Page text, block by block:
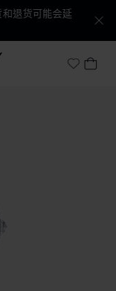
退货可能会延
My我